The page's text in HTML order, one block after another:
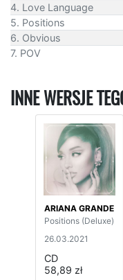
4. Love Language
5. Positions
6. Obvious
7. POV
INNE WERSJE
ARIANA GRANDE
Positions (Deluxe)
26.03.2021
CD
58,89 zł